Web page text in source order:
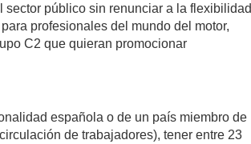
público sin renunciar a la flexibilidad
profesionales del mundo del motor,
C2 que quieran promocionar
española o de un país miembro de
de trabajadores), tener entre 23